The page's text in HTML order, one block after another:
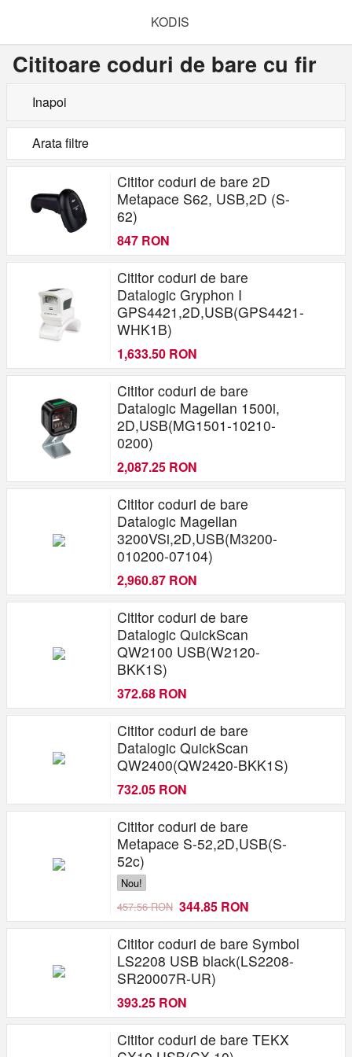
KODIS
Cititoare coduri de bare cu fir
Inapoi
Arata filtre
Cod bare
1D
2D
Tehnologie scanare
CCD
Laser
Omnidirectional
Comunicatie
Cititor coduri de bare 2D
Metapace S62, USB,2D (S-
62)
847 RON
Cititor coduri de bare
Datalogic Gryphon I
GPS4421,2D,USB(GPS4421-
WHK1B)
1,633.50 RON
Cititor coduri de bare
Datalogic Magellan 1500i,
2D,USB(MG1501-10210-
0200)
2,087.25 RON
Cititor coduri de bare
Datalogic Magellan
3200VSi,2D,USB(M3200-
010200-07104)
2,960.87 RON
Cititor coduri de bare
Datalogic QuickScan
QW2100 USB(W2120-
BKK1S)
372.68 RON
Cititor coduri de bare
Datalogic QuickScan
QW2400(QW2420-BKK1S)
732.05 RON
Cititor coduri de bare
Metapace S-52,2D,USB(S-
52c)
Nou!
457.56 RON 344.85 RON
Cititor coduri de bare Symbol
LS2208 USB black(LS2208-
SR20007R-UR)
393.25 RON
Cititor coduri de bare TEKX